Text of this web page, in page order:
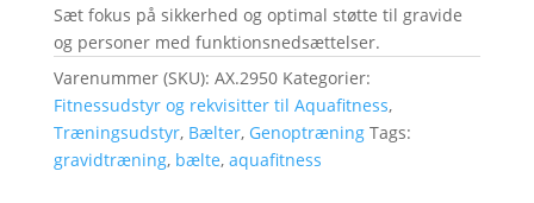
Sæt fokus på sikkerhed og optimal støtte til gravide
og personer med funktionsnedsættelser.
Varenummer (SKU): AX.2950 Kategorier:
Fitnessudstyr og rekvisitter til Aquafitness,
Træningsudstyr, Bælter, Genoptræning Tags:
gravidtræning, bælte, aquafitness